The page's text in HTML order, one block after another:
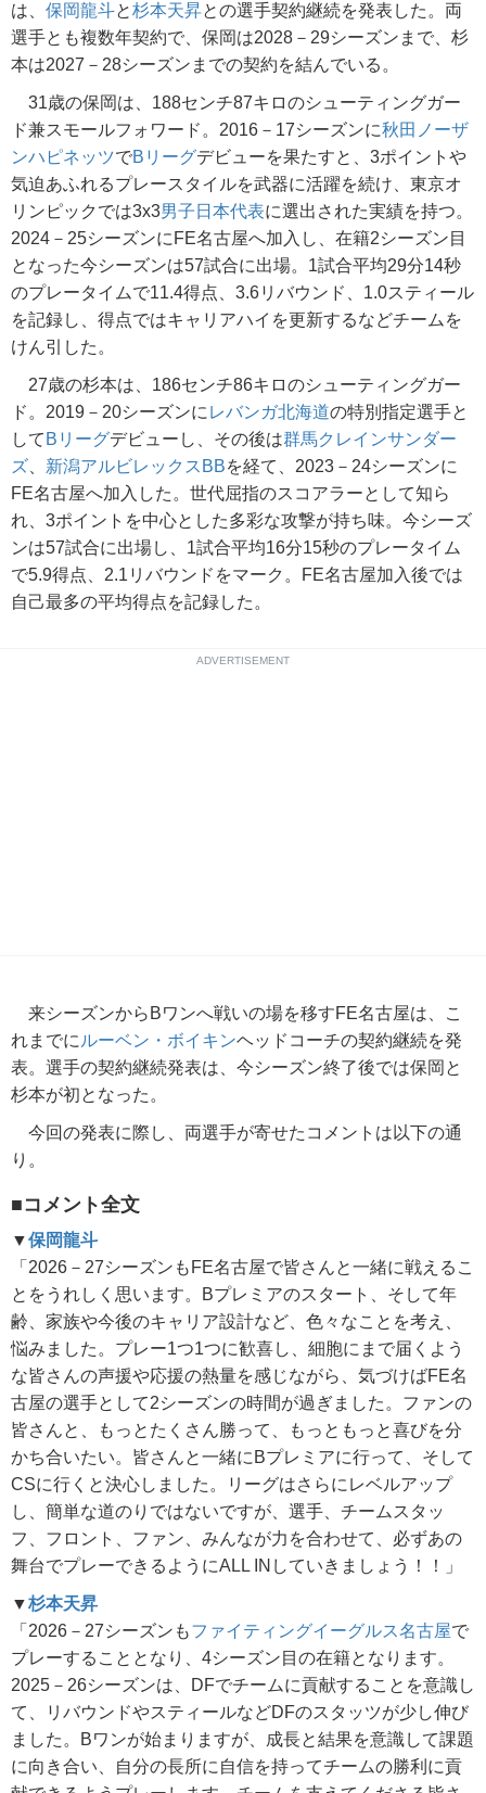
は、 保岡龍斗と杉本天昇との選手契約継続を発表した。両
選手とも複数年契約で、保岡は2028－29シーズンまで、杉
本は2027－28シーズンまでの契約を結んでいる。
31歳の保岡は、188センチ87キロのシューティングガー
ド兼スモールフォワード。2016－17シーズンに秋田ノーザ
ンハピネッツでBリーグデビューを果たすと、3ポイントや
気迫あふれるプレースタイルを武器に活躍を続け、東京オ
リンピックでは3x3男子日本代表に選出された実績を持つ。
2024－25シーズンにFE名古屋へ加入し、在籍2シーズン目
となった今シーズンは57試合に出場。1試合平均29分14秒
のプレータイムで11.4得点、3.6リバウンド、1.0スティール
を記録し、得点ではキャリアハイを更新するなどチームを
けん引した。
27歳の杉本は、186センチ86キロのシューティングガー
ド。2019－20シーズンに レバンガ北海道の特別指定選手と
して Bリーグデビューし、その後は群馬クレインサンダー
ズ
新潟アルビレックスBBを経て、2023－24シーズンに
FE名古屋へ加入した。世代屈指のスコアラーとして知ら
れ、3ポイントを中心とした多彩な攻撃が持ち味。今シーズ
ンは57試合に出場し、1試合平均16分15秒のプレータイム
で5.9得点、2.1リバウンドをマーク。FE名古屋加入後では
自己最多の平均得点を記録した。
ADVERTISEMENT
来シーズンからBワンへ戦いの場を移すFE名古屋は、こ
れまでに ルーベン・ボイキンヘッドコーチの契約継続を発
表。選手の契約継続発表は、今シーズン終了後では保岡と
杉本が初となった。
今回の発表に際し、両選手が寄せたコメントは以下の通
り。
■コメント全文
▼保岡龍斗
「2026－27シーズンもFE名古屋で皆さんと一緒に戦えるこ
とをうれしく思います。Bプレミアのスタート、そして年
齢、家族や今後のキャリア設計など、色々なことを考え、
悩みました。プレー1つ1つに歓喜し、細胞にまで届くよう
な皆さんの声援や応援の熱量を感じながら、気づけばFE名
古屋の選手として2シーズンの時間が過ぎました。ファンの
皆さんと、もっとたくさん勝って、もっともっと喜びを分
かち合いたい。皆さんと一緒にBプレミアに行って、そして
CSに行くと決心しました。リーグはさらにレベルアップ
し、簡単な道のりではないですが、選手、チームスタッ
フ、フロント、ファン、みんなが力を合わせて、必ずあの
舞台でプレーできるようにALL INしていきましょう！！」
▼杉本天昇
「2026－27シーズンもファイティングイーグルス名古屋で
プレーすることとなり、4シーズン目の在籍となります。
2025－26シーズンは、DFでチームに貢献することを意識し
て、リバウンドやスティールなどDFのスタッツが少し伸び
ました。Bワンが始まりますが、成長と結果を意識して課題
に向き合い、自分の長所に自信を持ってチームの勝利に貢